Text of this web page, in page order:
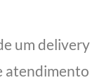
um delivery
atendimento